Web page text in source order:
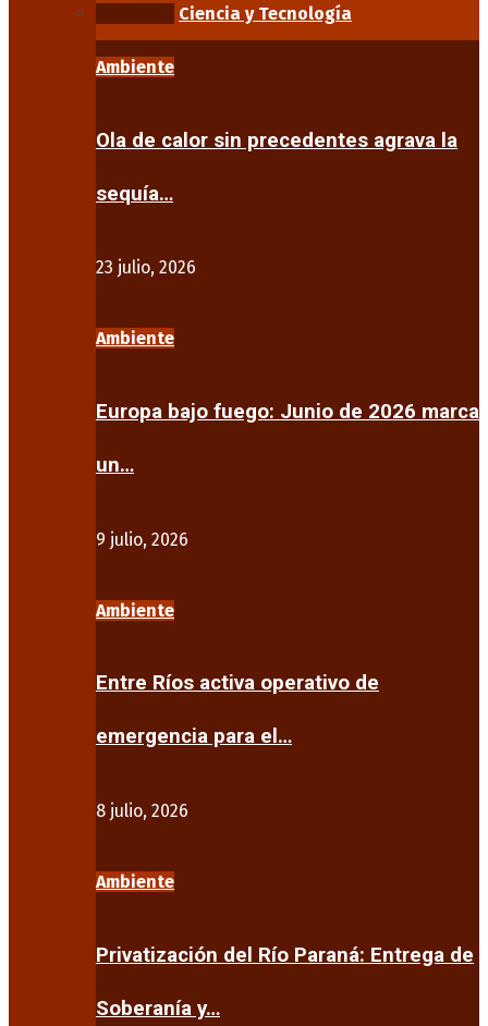
Ciencia y Tecnología
Ambiente
Ola de calor sin precedentes agrava la
sequía…
23 julio, 2026
Ambiente
Europa bajo fuego: Junio de 2026 marca
un…
9 julio, 2026
Ambiente
Entre Ríos activa operativo de
emergencia para el…
8 julio, 2026
Ambiente
Privatización del Río Paraná: Entrega de
Soberanía y…